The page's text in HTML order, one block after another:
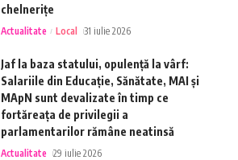
chelnerițe
Actualitate Local 31 iulie 2026
Jaf la baza statului, opulență la vârf:
Salariile din Educație, Sănătate, MAI și
MApN sunt devalizate în timp ce
fortăreața de privilegii a
parlamentarilor rămâne neatinsă
Actualitate 29 iulie 2026